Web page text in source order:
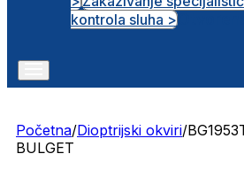
kontrola sluha >
Početna/Dioptrijski okviri/
BULGET